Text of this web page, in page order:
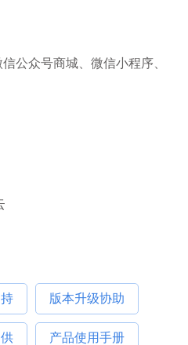
公众号商城、微信小程序、
版本升级协助
产品使用手册